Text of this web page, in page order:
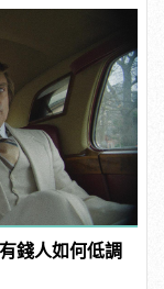
錢人如何低調